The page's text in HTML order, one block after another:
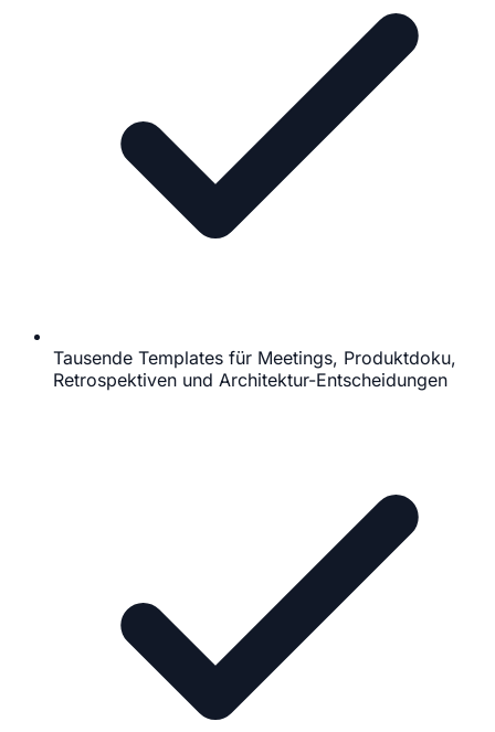
Tausende Templates für Meetings, Produktdoku,
Retrospektiven und Architektur-Entscheidungen